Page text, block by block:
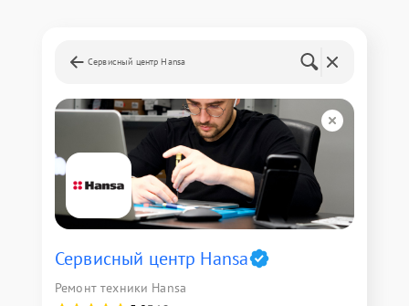
Сервисный центр Hansa
Сервисный центр Hansa
Ремонт техники Hansa